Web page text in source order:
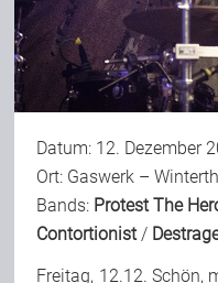
Bild-Archiv
Musik
Datum: 12. Dezember
Ort: Gaswerk –
Bands: Protest The
Contortionist/
Freitag, 12.12. Schön,